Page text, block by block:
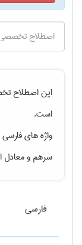
این اصطلاح
است.
واژه های
سرهمو معادل
فارسی